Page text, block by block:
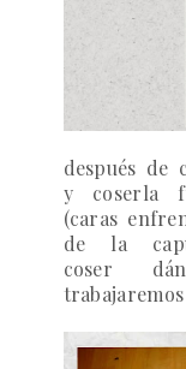
después
y coserla
(caras
de la
coser